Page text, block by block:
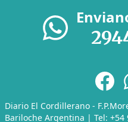
Diario El Cordillerano -
Bariloche Argentina | Tel: +54